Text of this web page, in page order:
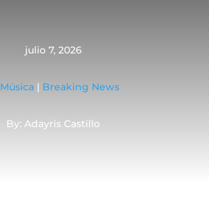
julio 7, 2026
Música | Breaking News
By: Adayris Castillo